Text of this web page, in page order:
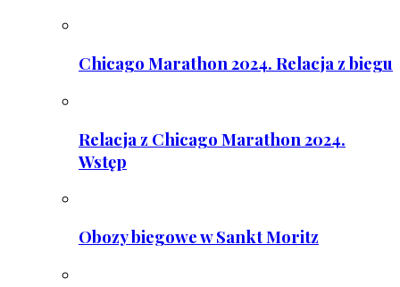
Chicago Marathon 2024. Relacja z biegu
Relacja z Chicago Marathon 2024.
Wstęp
Obozy biegowe w Sankt Moritz